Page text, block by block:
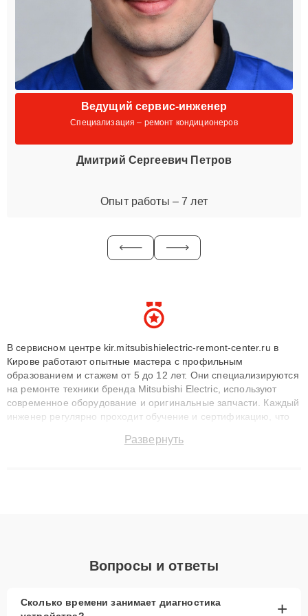
Ведущий сервис-инженер
Специализация – ремонт кондиционеров
Дмитрий Сергеевич Петров
Опыт работы – 7 лет
В сервисном центре kir.mitsubishielectric-remont-center.ru в
Кирове работают опытные мастера с профильным
образованием и стажем от 5 до 12 лет. Они специализируются
на ремонте техники бренда Mitsubishi Electric, используют
современное оборудование и оригинальные запчасти. Каждый
инженер регулярно проходит обучение и сертификацию, что
восстанавливать технику с сохранением гарантии до 3 лет.
Развернуть
Вопросы и ответы
Сколько времени занимает диагностика
+